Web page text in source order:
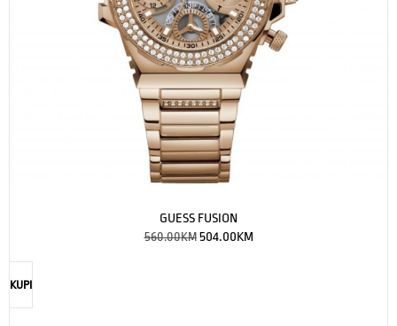
GUESS FUSION
560.00KM 504.00KM
KUPI